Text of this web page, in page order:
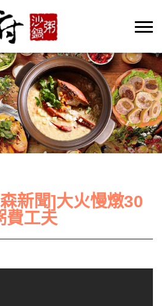
新聞]大火慢燉30
費工夫